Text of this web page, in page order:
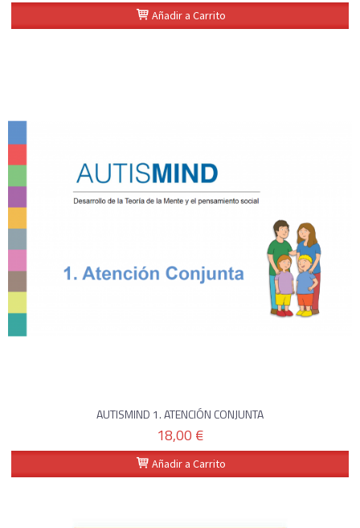
Añadir a Carrito
AUTISMIND 1. ATENCIÓN CONJUNTA
18,00 €
Añadir a Carrito